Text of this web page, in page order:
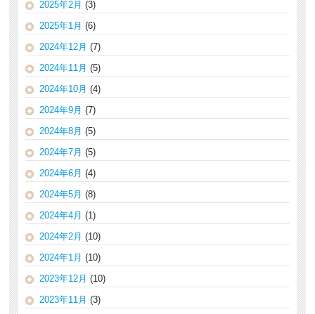
2025年2月 (3)
2025年1月 (6)
2024年12月 (7)
2024年11月 (5)
2024年10月 (4)
2024年9月 (7)
2024年8月 (5)
2024年7月 (5)
2024年6月 (4)
2024年5月 (8)
2024年4月 (1)
2024年2月 (10)
2024年1月 (10)
2023年12月 (10)
2023年11月 (3)